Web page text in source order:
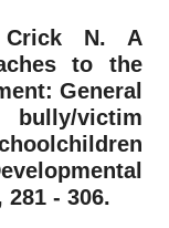
Crick N. A
to the
General
victim
281 - 306.